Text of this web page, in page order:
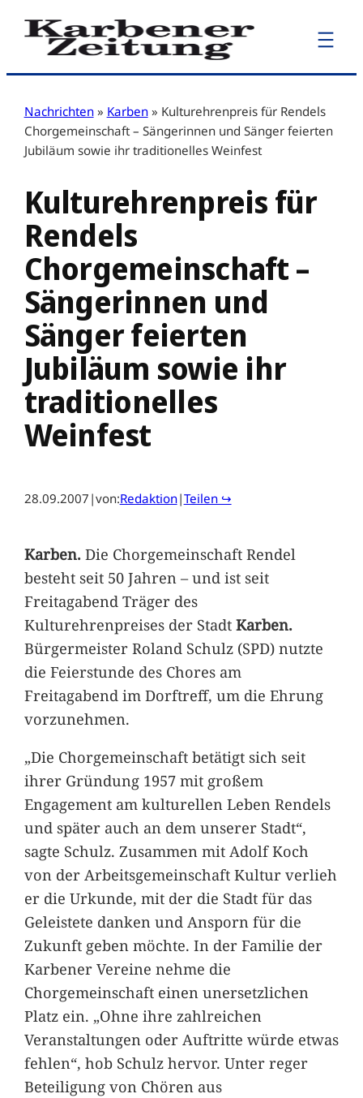
Zum
Inhalt
Nachrichten » Karben » Kulturehrenpreis für Rendels
Chorgemeinschaft – Sängerinnen und Sänger feierten
Jubiläum sowie ihr traditionelles Weinfest
Kulturehrenpreis für
Rendels
Chorgemeinschaft –
Sängerinnen und
Sänger feierten
Jubiläum sowie ihr
traditionelles
Weinfest
28.09.2007 |von:Redaktion|Teilen ↪
Karben.Die Chorgemeinschaft Rendel
besteht seit 50 Jahren – und ist seit
Freitagabend Träger des
Kulturehrenpreises der Stadt Karben.
Bürgermeister Roland Schulz (SPD) nutzte
die Feierstunde des Chores am
Freitagabend im Dorftreff, um die Ehrung
vorzunehmen.
„Die Chorgemeinschaft betätigt sich seit
ihrer Gründung 1957 mit großem
Engagement am kulturellen Leben Rendels
und später auch an dem unserer Stadt“,
sagte Schulz. Zusammen mit Adolf Koch
von der Arbeitsgemeinschaft Kultur verlieh
er die Urkunde, mit der die Stadt für das
Geleistete danken und Ansporn für die
Zukunft geben möchte. In der Familie der
Karbener Vereine nehme die
Chorgemeinschaft einen unersetzlichen
Platz ein. „Ohne ihre zahlreichen
Veranstaltungen oder Auftritte würde etwas
fehlen“, hob Schulz hervor. Unter reger
Beteiligung von Chören aus